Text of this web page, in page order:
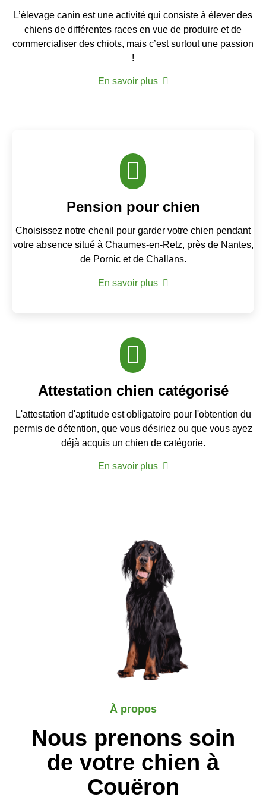
L’élevage canin est une activité qui consiste à élever des
chiens de différentes races en vue de produire et de
commercialiser des chiots, mais c’est surtout une passion
!
En savoir plus
Pension pour chien
Choisissez notre chenil pour garder votre chien pendant
votre absence situé à Chaumes-en-Retz, près de Nantes,
de Pornic et de Challans.
En savoir plus
Attestation chien catégorisé
L'attestation d'aptitude est obligatoire pour l'obtention du
permis de détention, que vous désiriez ou que vous ayez
déjà acquis un chien de catégorie.
En savoir plus
À propos
Nous prenons soin
de votre chien à
Couëron